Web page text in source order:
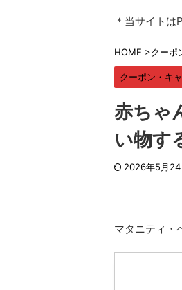
＊当サイトは
HOME >クーポ
クーポン・キ
赤ちゃ
い物す
2026年5月24
マタニティ・